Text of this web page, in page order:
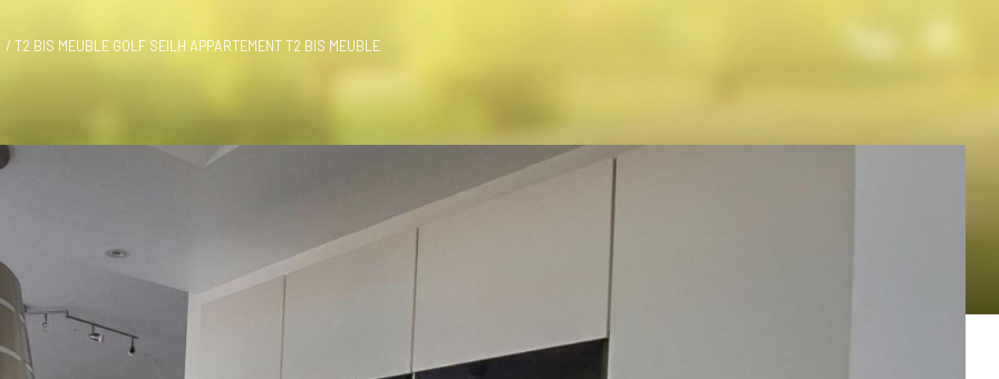
T2 BIS MEUBLE GOLF SEILH APPARTEMENT T2 BIS MEUBLE